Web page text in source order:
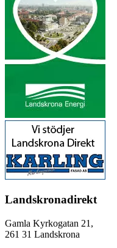
Landskronadirekt
Gamla Kyrkogatan 21,
261 31 Landskrona